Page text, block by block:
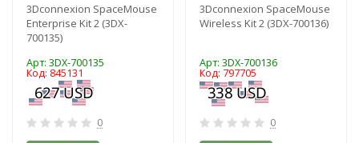
3Dconnexion SpaceMouse
Enterprise Kit 2 (3DX-
700135)
Арт: 3DX-700135
Код: 845131
0
3Dconnexion SpaceMouse
Wireless Kit 2 (3DX-700136)
Арт: 3DX-700136
Код: 797705
0